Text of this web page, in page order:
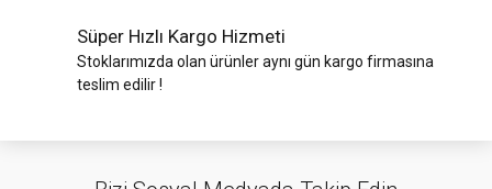
Süper Hızlı Kargo Hizmeti
Stoklarımızda olan ürünler aynı gün kargo firmasına
teslim edilir !